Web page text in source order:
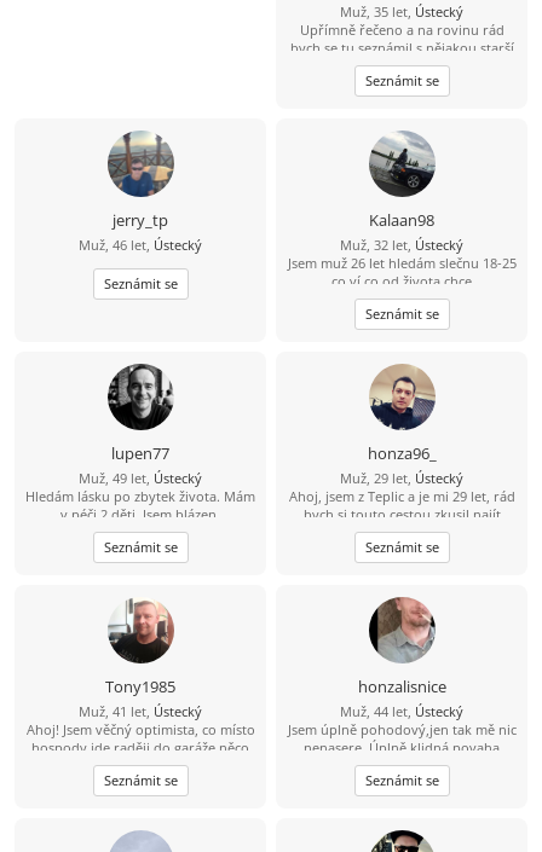
Muž, 35 let, Ústecký
Upřímně řečeno a na rovinu rád
bych se tu seznámil s nějakou starší
ženou která by měla zájem o někoho
mladšího například mého věku a
mám i rodinu děti tak by to nevadilo
Seznámit se
jerry_tp
Muž, 46 let, Ústecký
Seznámit se
Kalaan98
Muž, 32 let, Ústecký
Jsem muž 26 let hledám slečnu 18-25
co ví co od života chce
Seznámit se
lupen77
Muž, 49 let, Ústecký
Hledám lásku po zbytek života. Mám
v péči 2 děti. Jsem blázen.
Seznámit se
honza96_
Muž, 29 let, Ústecký
Ahoj, jsem z Teplic a je mi 29 let, rád
bych si touto cestou zkusil najít
kamarádku na seznámení s vidinou
vážného vztahu po nějakém čase.
Živim se jako technik měření
cestovaní, po ČR i zahraničí, plavání,
auta, IT - stavba počítačů a celkově
nové technologie.
Seznámit se
Tony1985
Muž, 41 let, Ústecký
Ahoj! Jsem věčný optimista, co místo
hospody jde raději do garáže něco
vytvářet. V bytě me moc nenajdeš,
protože trávím čas v přírodě na
houbách, na rybách... Hledám tu
kam nás to zavede ????
Seznámit se
honzalisnice
Muž, 44 let, Ústecký
Jsem úplně pohodový,jen tak mě nic
nenasere. Úplně klidná povaha
Seznámit se